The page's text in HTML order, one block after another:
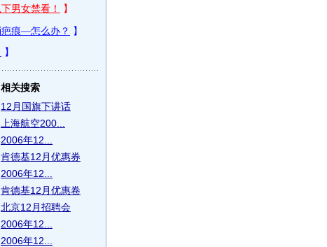
相关搜索
12月国旗下讲话
上海航空200...
2006年12...
肯德基12月优惠券
2006年12...
肯德基12月优惠卷
北京12月招聘会
2006年12...
2006年12...